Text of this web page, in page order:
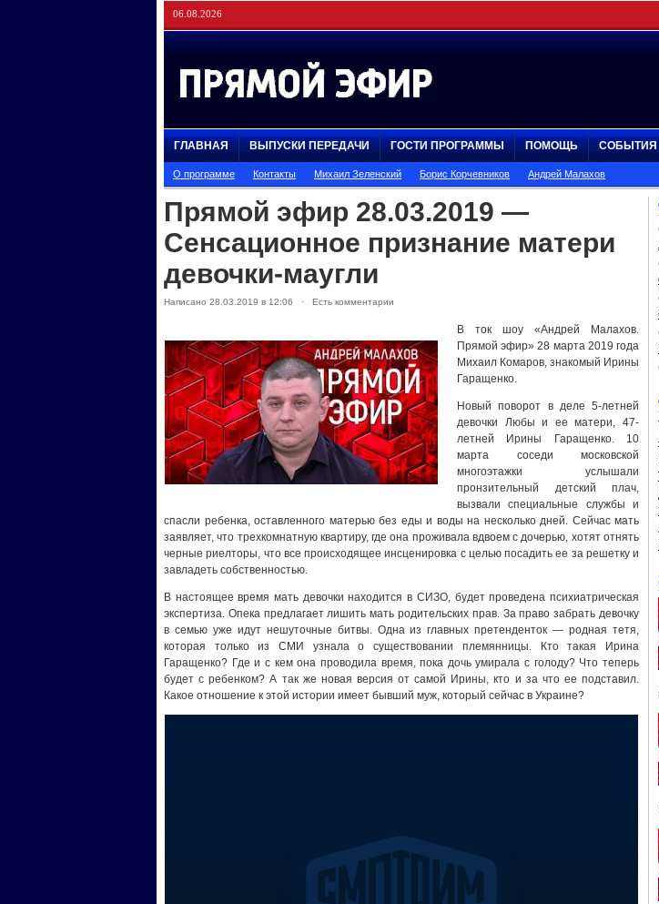
06.08.2026
ГЛАВНАЯ ВЫПУСКИ ПЕРЕДАЧИ ГОСТИ ПРОГРАММЫ ПОМОЩЬ СОБЫТИЯ
О программе Контакты Михаил Зеленский Борис Корчевников Андрей Малахов
Прямой эфир 28.03.2019 —
Сенсационное признание матери
девочки-маугли
Написано 28.03.2019 в 12:06 · Есть комментарии
В ток шоу «Андрей Малахов.
Прямой эфир» 28 марта 2019 года
Михаил Комаров, знакомый Ирины
Гаращенко.
Новый поворот в деле 5-летней
девочки Любы и ее матери, 47-
летней Ирины Гаращенко. 10
марта соседи московской
многоэтажки услышали
пронзительный детский плач,
вызвали специальные службы и
спасли ребенка, оставленного матерью без еды и воды на несколько дней. Сейчас мать
заявляет, что трехкомнатную квартиру, где она проживала вдвоем с дочерью, хотят отнять
черные риелторы, что все происходящее инсценировка с целью посадить ее за решетку и
завладеть собственностью.
В настоящее время мать девочки находится в СИЗО, будет проведена психиатрическая
экспертиза. Опека предлагает лишить мать родительских прав. За право забрать девочку
в семью уже идут нешуточные битвы. Одна из главных претенденток — родная тетя,
которая только из СМИ узнала о существовании племянницы. Кто такая Ирина
Гаращенко? Где и с кем она проводила время, пока дочь умирала с голоду? Что теперь
будет с ребенком? А так же новая версия от самой Ирины, кто и за что ее подставил.
Какое отношение к этой истории имеет бывший муж, который сейчас в Украине?